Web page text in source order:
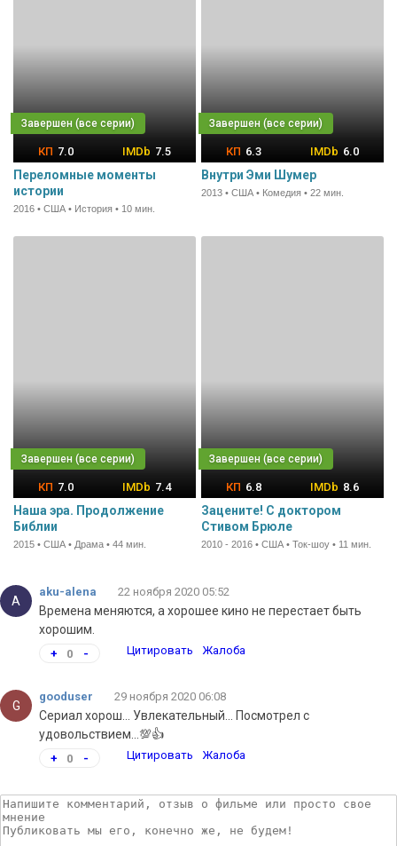
7.0 7.5
Переломные моменты
истории
2016 • США • История • 10 мин.
6.3 6.0
Внутри Эми Шумер
2013 • США • Комедия • 22 мин.
7.0 7.4
Наша эра. Продолжение
Библии
2015 • США • Драма • 44 мин.
6.8 8.6
Зацените! С доктором
Стивом Брюле
2010 - 2016 • США • Ток-шоу • 11 мин.
A
aku-alena 22 ноября 2020 05:52
Времена меняются, а хорошее кино не перестает быть
хорошим.
+ 0 - Цитировать Жалоба
G
gooduser 29 ноября 2020 06:08
Сериал хорош... Увлекательный... Посмотрел с
удовольствием...💯👍
+ 0 - Цитировать Жалоба